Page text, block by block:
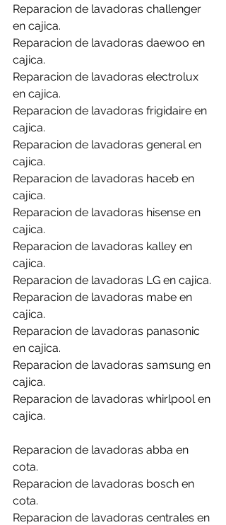
Reparacion de lavadoras challenger
en cajica.
Reparacion de lavadoras daewoo en
cajica.
Reparacion de lavadoras electrolux
en cajica.
Reparacion de lavadoras frigidaire en
cajica.
Reparacion de lavadoras general en
cajica.
Reparacion de lavadoras haceb en
cajica.
Reparacion de lavadoras hisense en
cajica.
Reparacion de lavadoras kalley en
cajica.
Reparacion de lavadoras LG en cajica.
Reparacion de lavadoras mabe en
cajica.
Reparacion de lavadoras panasonic
en cajica.
Reparacion de lavadoras samsung en
cajica.
Reparacion de lavadoras whirlpool en
cajica.
Reparacion de lavadoras abba en
cota.
Reparacion de lavadoras bosch en
cota.
Reparacion de lavadoras centrales en